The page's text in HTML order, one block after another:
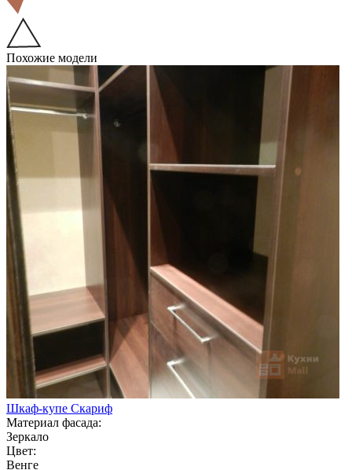
Похожие модели
Шкаф-купе Скариф
Материал фасада:
Зеркало
Цвет:
Венге